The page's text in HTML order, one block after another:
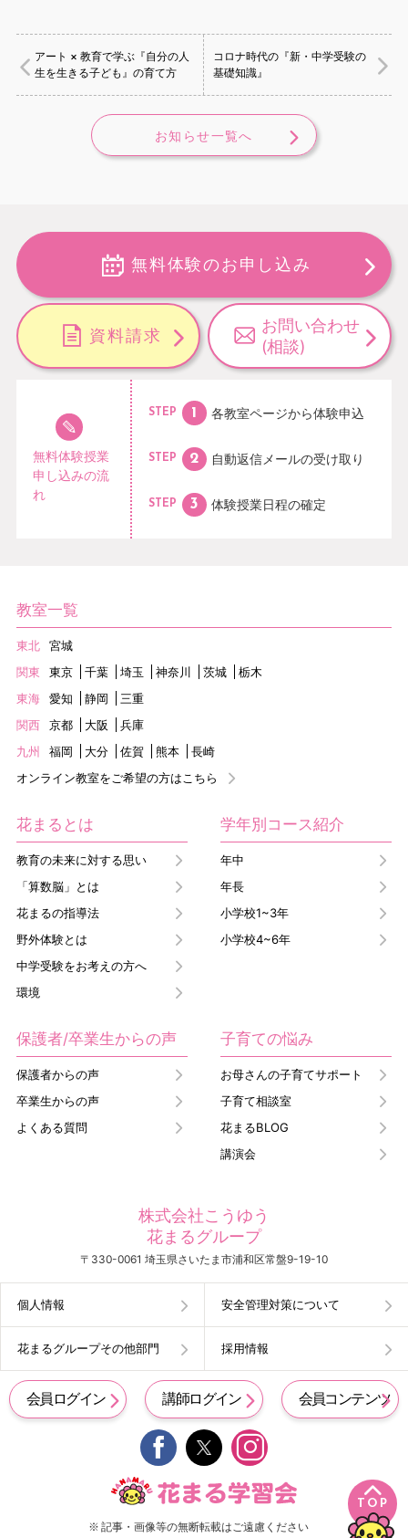
アート × 教育で学ぶ『自分の人
生を生きる子ども』の育て方
コロナ時代の『新・中学受験の
基礎知識』
お知らせ一覧へ
無料体験のお申し込み
資料請求
お問い合わせ
(相談)
無料体験授業
申し込みの流
れ
STEP 各教室ページから体験申込
STEP 自動返信メールの受け取り
STEP 体験授業日程の確定
TOP
教室一覧
東北
宮城
関東
東京 千葉 埼玉 神奈川 茨城
栃木
東海
愛知 静岡
三重
関西
京都 大阪
兵庫
九州
福岡 大分 佐賀 熊本
長崎
オンライン教室をご希望の方はこちら
花まるとは
教育の未来に対する思い
「算数脳」とは
花まるの指導法
野外体験とは
中学受験をお考えの方へ
環境
学年別コース紹介
年中
年長
小学校1~3年
小学校4~6年
保護者/卒業生からの声
保護者からの声
卒業生からの声
よくある質問
子育ての悩み
お母さんの子育てサポート
子育て相談室
花まるBLOG
講演会
株式会社こうゆう
花まるグループ
〒330-0061 埼玉県さいたま市浦和区常盤9-19-10
個人情報 安全管理対策について
花まるグループその他部門 採用情報
会員ログイン 講師ログイン 会員コンテンツ
 
※ 記事・画像等の無断転載はご遠慮ください